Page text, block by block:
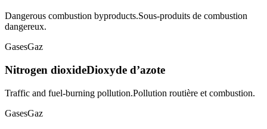
Dangerous combustion byproducts.Sous-produits de combustion
dangereux.
GasesGaz
Nitrogen dioxideDioxyde d’azote
Traffic and fuel-burning pollution.Pollution routière et combustion.
GasesGaz